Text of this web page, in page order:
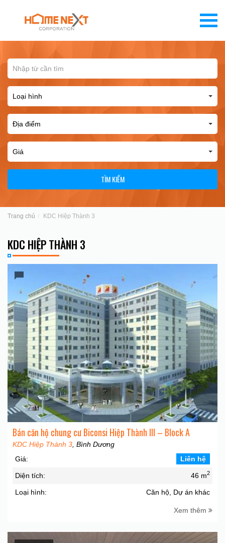
TÌM KIẾM
Trang chủ KDC Hiệp Thành 3
KDC HIỆP THÀNH 3
Bán căn hộ chung cư Biconsi Hiệp Thành III – Block A
KDC Hiệp Thành 3 , Bình Dương
Giá:
Liên hệ
Diện tích: 46 m2
Loại hình: Căn hộ, Dự án khác
Xem thêm